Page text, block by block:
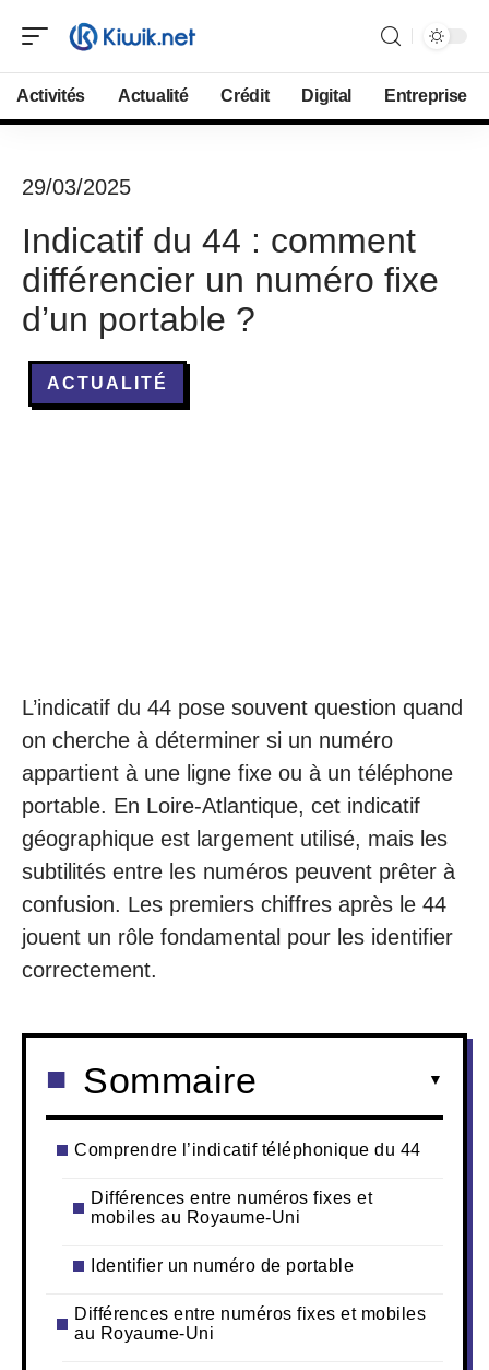
Activités Actualité Crédit Digital Entreprise
29/03/2025
Indicatif du 44 : comment
différencier un numéro fixe
d’un portable ?
ACTUALITÉ
L’indicatif du 44 pose souvent question quand
on cherche à déterminer si un numéro
appartient à une ligne fixe ou à un téléphone
portable. En Loire-Atlantique, cet indicatif
géographique est largement utilisé, mais les
subtilités entre les numéros peuvent prêter à
confusion. Les premiers chiffres après le 44
jouent un rôle fondamental pour les identifier
correctement.
Sommaire
Comprendre l’indicatif téléphonique du 44
Différences entre numéros fixes et
mobiles au Royaume-Uni
Identifier un numéro de portable
Différences entre numéros fixes et mobiles
au Royaume-Uni